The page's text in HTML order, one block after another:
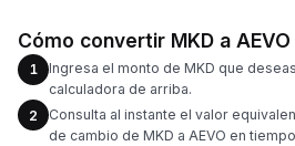
Cómo convertir MKD a
1
Ingresa el monto de MKD que
calculadora de arriba.
2
Consulta al instante el valor
de cambio de MKD a AEVO en